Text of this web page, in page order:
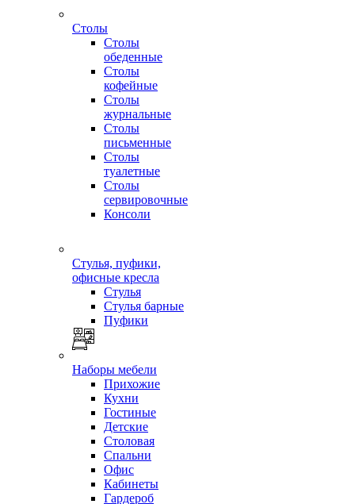
Столы
Столы
обеденные
Столы
кофейные
Столы
журнальные
Столы
письменные
Столы
туалетные
Столы
сервировочные
Консоли
Стулья, пуфики,
офисные кресла
Стулья
Стулья барные
Пуфики
Наборы мебели
Прихожие
Кухни
Гостиные
Детские
Столовая
Спальни
Офис
Кабинеты
Гардероб